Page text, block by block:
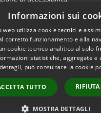
Copyright
Forlì
Informazioni sui
web utilizza cookie tecnici e
corretto funzionamento e alla
cookie tecnico analitico al solo
statistiche, aggregate e
può consultare la cookie
TUTTO
MOSTRA DETTAGLI